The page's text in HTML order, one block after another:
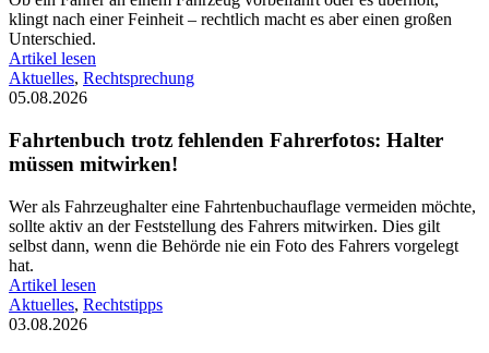
klingt nach einer Feinheit – rechtlich macht es aber einen großen
Unterschied.
Artikel lesen
Aktuelles, Rechtsprechung
05.08.2026
Fahrtenbuch trotz fehlenden Fahrerfotos: Halter
müssen mitwirken!
Wer als Fahrzeughalter eine Fahrtenbuchauflage vermeiden möchte,
sollte aktiv an der Feststellung des Fahrers mitwirken. Dies gilt
selbst dann, wenn die Behörde nie ein Foto des Fahrers vorgelegt
hat.
Artikel lesen
Aktuelles, Rechtstipps
03.08.2026